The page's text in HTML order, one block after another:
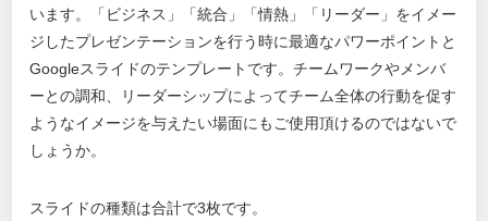
います。「ビジネス」「統合」「情熱」「リーダー」をイメー
ジしたプレゼンテーションを行う時に最適なパワーポイントと
Googleスライドのテンプレートです。チームワークやメンバ
ーとの調和、リーダーシップによってチーム全体の行動を促す
ようなイメージを与えたい場面にもご使用頂けるのではないで
しょうか。
スライドの種類は合計で3枚です。